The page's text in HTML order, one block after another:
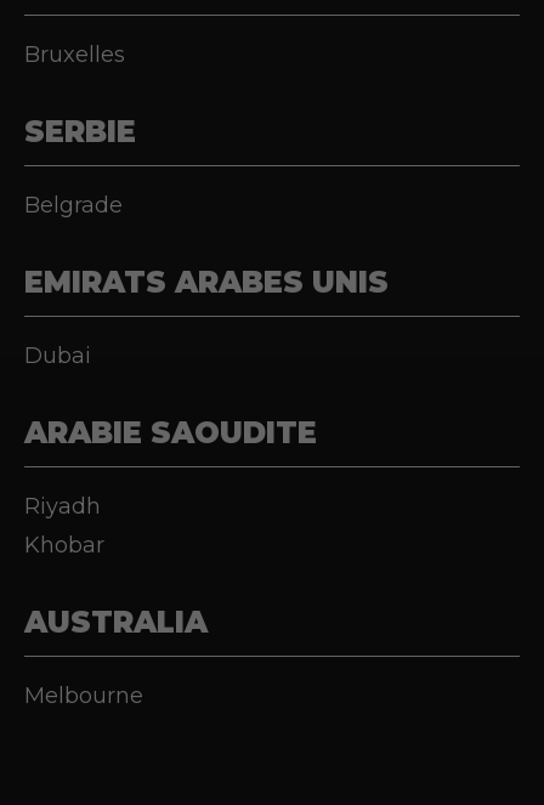
Bruxelles
SERBIE
Belgrade
EMIRATS ARABES UNIS
Dubai
ARABIE SAOUDITE
Riyadh
Khobar
AUSTRALIA
Melbourne